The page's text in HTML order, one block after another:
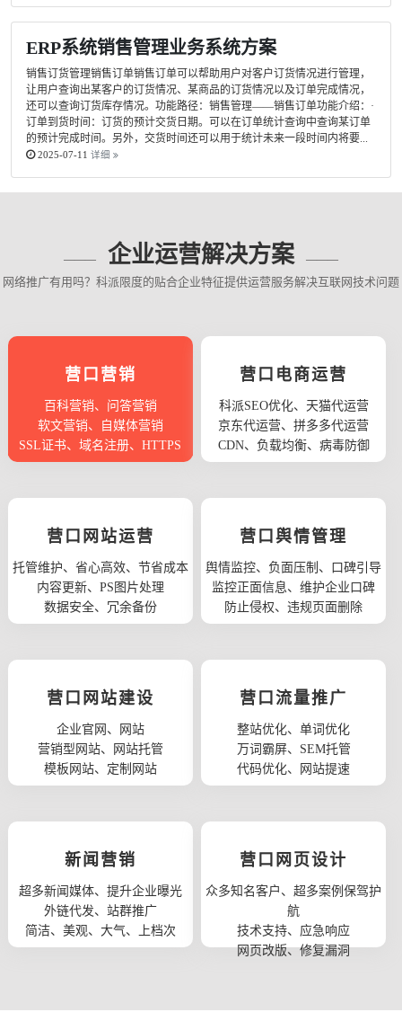
ERP系统销售管理业务系统方案
销售订货管理销售订单销售订单可以帮助用户对客户订货情况进行管理，
让用户查询出某客户的订货情况、某商品的订货情况以及订单完成情况，
还可以查询订货库存情况。功能路径：销售管理——销售订单功能介绍：·
订单到货时间：订货的预计交货日期。可以在订单统计查询中查询某订单
的预计完成时间。另外，交货时间还可以用于统计未来一段时间内将要...
2025-07-11 详细
企业运营解决方案
网络推广有用吗？科派限度的贴合企业特征提供运营服务解决互联网技术问题
营口营销
百科营销、问答营销
软文营销、自媒体营销
SSL证书、域名注册、HTTPS
营口电商运营
科派SEO优化、天猫代运营
京东代运营、拼多多代运营
CDN、负载均衡、病毒防御
营口网站运营
托管维护、省心高效、节省成本
内容更新、PS图片处理
数据安全、冗余备份
营口舆情管理
舆情监控、负面压制、口碑引导
监控正面信息、维护企业口碑
防止侵权、违规页面删除
营口网站建设
企业官网、网站
营销型网站、网站托管
模板网站、定制网站
营口流量推广
整站优化、单词优化
万词霸屏、SEM托管
代码优化、网站提速
新闻营销
超多新闻媒体、提升企业曝光
外链代发、站群推广
简洁、美观、大气、上档次
营口网页设计
众多知名客户、超多案例保驾护
航
技术支持、应急响应
网页改版、修复漏洞